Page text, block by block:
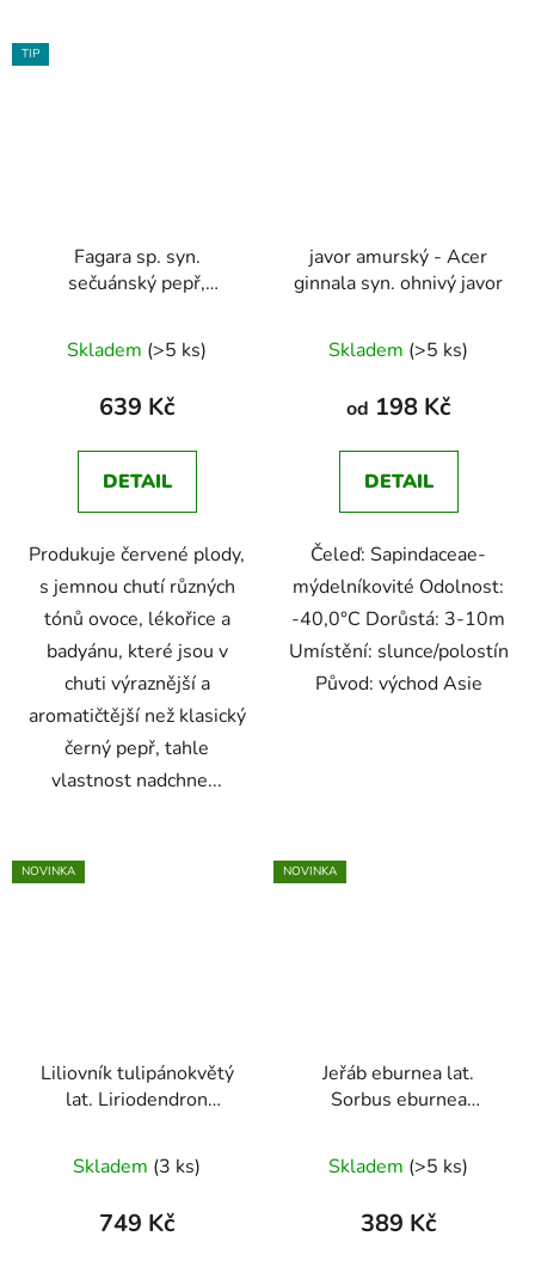
TIP
Fagara sp. syn.
sečuánský pepř,
pepř, zanthoxylum
hodnocení
produktu
4,8
z
hvězdiček.
Skladem (>5 ks)
639 Kč
DETAIL
Produkuje červené plody,
s jemnou chutí různých
tónů ovoce, lékořice a
badyánu, které jsou v
chuti výraznější a
aromatičtější než klasický
černý pepř, tahle
vlastnost nadchne...
javor amurský - Acer
ginnala syn. ohnivý javor
hodnocení
produktu
4,5
z
hvězdiček.
Skladem (>5 ks)
od 198 Kč
DETAIL
Čeleď: Sapindaceae-
mýdelníkovité Odolnost:
-40,0°C Dorůstá: 3-10m
Umístění: slunce/polostín
Původ: východ Asie
NOVINKA
Liliovník tulipánokvětý
lat. Liriodendron
tulipánovník
hodnocení
produktu
Skladem (3 ks)
749 Kč
NOVINKA
Jeřáb eburnea lat.
Sorbus eburnea
plody
Skladem (>5 ks)
389 Kč
Odeslat
Powered by chaterimo